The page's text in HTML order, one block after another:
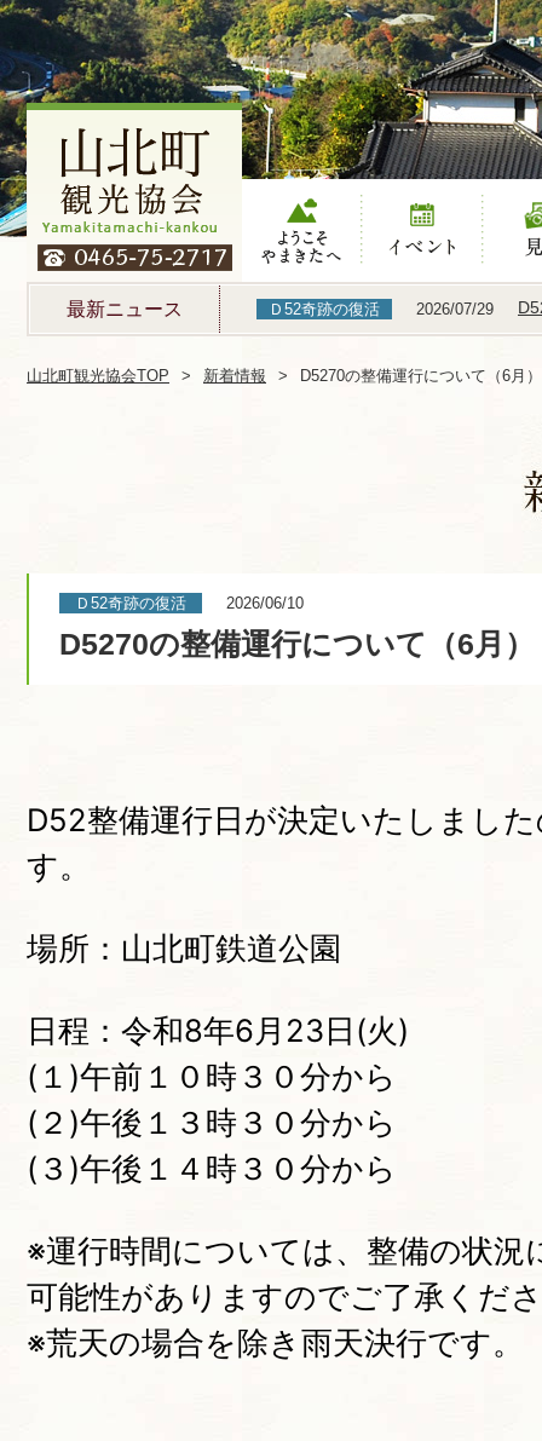
ようこそやまき
たへ
イベント 見る
最新ニュース Ｄ52奇跡の復活 2026/07/29
山北町観光協会TOP 新着情報 D5270の整備運行について（6月）
Ｄ52奇跡の復活 2026/06/10
D5270の整備運行について（6月）
D52整備運行日が決定いたしまし
す。
場所：山北町鉄道公園
日程：令和8年6月23日(火)
(１)午前１０時３０分から
(２)午後１３時３０分から
(３)午後１４時３０分から
※運行時間については、整備の状況
可能性がありますのでご了承くだ
※荒天の場合を除き雨天決行です。